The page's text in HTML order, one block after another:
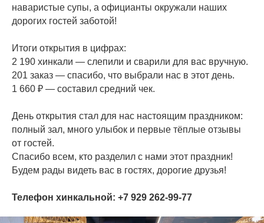
наваристые супы, а официанты окружали наших
дорогих гостей заботой!
Итоги открытия в цифрах:
2 190 хинкали — слепили и сварили для вас вручную.
201 заказ — спасибо, что выбрали нас в этот день.
1 660 ₽ — составил средний чек.
День открытия стал для нас настоящим праздником:
полный зал, много улыбок и первые тёплые отзывы
от гостей.
Спасибо всем, кто разделил с нами этот праздник!
Будем рады видеть вас в гостях, дорогие друзья!
Телефон хинкальной: +7 929 262-99-77